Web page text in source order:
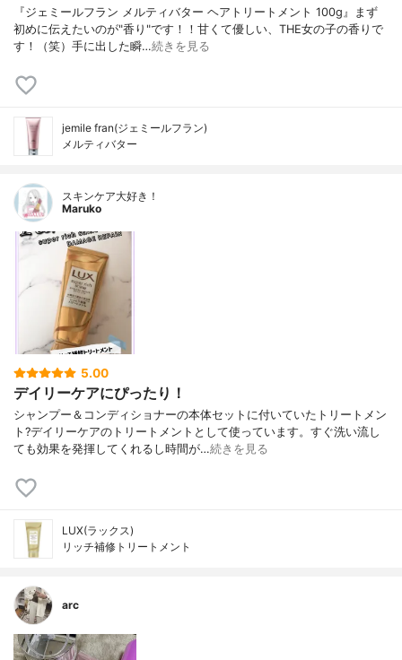
『ジェミールフラン メルティバター ヘアトリートメント 100g』まず
初めに伝えたいのが"香り"です！！甘くて優しい、THE女の子の香りで
す！（笑）手に出した瞬…続きを見る
jemile fran(ジェミールフラン)
メルティバター
スキンケア大好き！
Maruko
5.00
デイリーケアにぴったり！
シャンプー＆コンディショナーの本体セットに付いていたトリートメン
ト?デイリーケアのトリートメントとして使っています。すぐ洗い流し
ても効果を発揮してくれるし時間が…続きを見る
LUX(ラックス)
リッチ補修トリートメント
arc